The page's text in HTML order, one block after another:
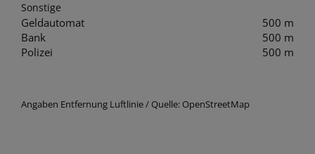
Sonstige
Geldautomat
500 m
Bank
500 m
Polizei
500 m
Angaben Entfernung Luftlinie / Quelle: OpenStreetMap